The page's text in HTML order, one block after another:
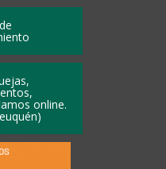
online.